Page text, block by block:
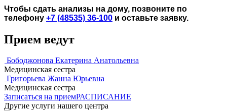
Чтобы сдать анализы на дому, позвоните по
телефону +7 (48535) 36-100 и оставьте заявку.
Прием ведут
Бободжонова Екатерина Анатольевна
Медицинская сестра
Григорьева Жанна Юрьевна
Медицинская сестра
Записаться на приемРАСПИСАНИЕ
Другие услуги нашего центра